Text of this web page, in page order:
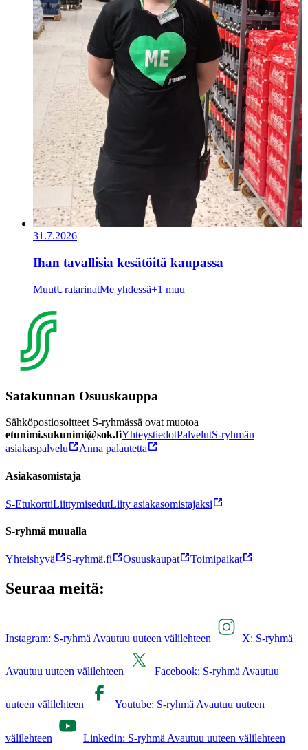
31.7.2026
Ihan tavallisia kesätöitä kaupassa
MuutUratarinatMe yhdessä+1 muu
Satakunnan Osuuskauppa
Sähköpostiosoitteet S-ryhmässä ovat muotoa
etunimi.sukunimi@sok.fiYhteystiedotPalvelutS-ryhmän
asiakaspalvelu
Anna palautetta
Asiakasomistaja
S-EtukorttiLiittymisedutLiity asiakasomistajaksi
S-ryhmä muualla
Yhteishyvä S-ryhmä.fi Osuuskaupat Toimipaikat
Seuraa meitä:
Instagram: S-ryhmä Avautuu uuteen välilehteen X: S-ryhmä
Avautuu uuteen välilehteen Facebook: S-ryhmä Avautuu
uuteen välilehteen Youtube: S-ryhmä Avautuu uuteen
välilehteen Linkedin: S-ryhmä Avautuu uuteen välilehteen